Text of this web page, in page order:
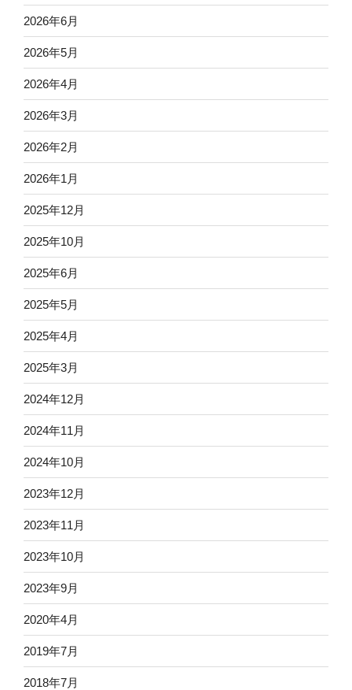
2026年6月
2026年5月
2026年4月
2026年3月
2026年2月
2026年1月
2025年12月
2025年10月
2025年6月
2025年5月
2025年4月
2025年3月
2024年12月
2024年11月
2024年10月
2023年12月
2023年11月
2023年10月
2023年9月
2020年4月
2019年7月
2018年7月